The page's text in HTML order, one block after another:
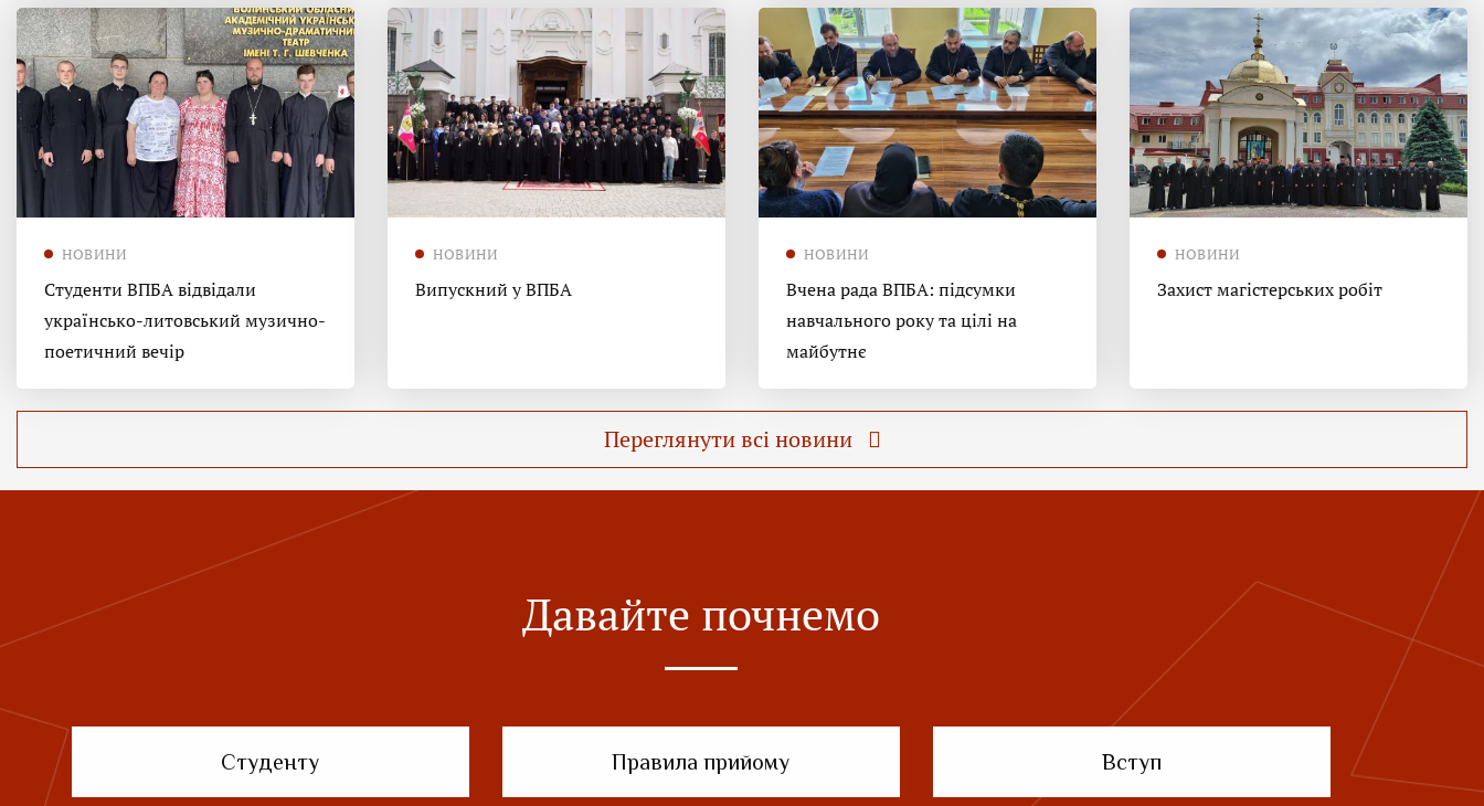
НОВИНИ
Студенти ВПБА відвідали
українсько-литовський музично-
поетичний вечір
НОВИНИ
Випускний у ВПБА
НОВИНИ
Вчена рада ВПБА: підсумки
навчального року та цілі на
майбутнє
НОВИНИ
Захист магістерських робіт
Переглянути всі новини
Давайте почнемо
Студенту Правила прийому Вступ